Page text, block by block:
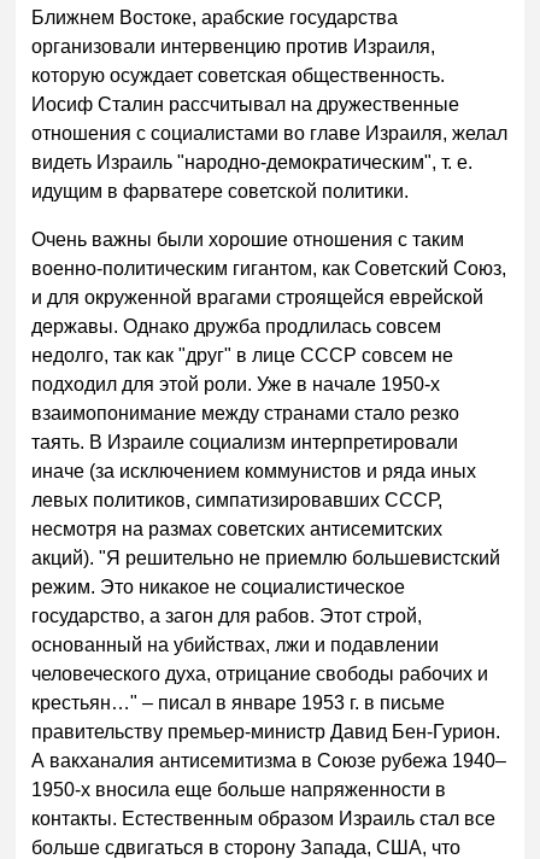
Ближнем Востоке, арабские государства
организовали интервенцию против Израиля,
которую осуждает советская общественность.
Иосиф Сталин рассчитывал на дружественные
отношения с социалистами во главе Израиля, желал
видеть Израиль "народно-демократическим", т. е.
идущим в фарватере советской политики.
Очень важны были хорошие отношения с таким
военно-политическим гигантом, как Советский Союз,
и для окруженной врагами строящейся еврейской
державы. Однако дружба продлилась совсем
недолго, так как "друг" в лице СССР совсем не
подходил для этой роли. Уже в начале 1950-х
взаимопонимание между странами стало резко
таять. В Израиле социализм интерпретировали
иначе (за исключением коммунистов и ряда иных
левых политиков, симпатизировавших СССР,
несмотря на размах советских антисемитских
акций). "Я решительно не приемлю большевистский
режим. Это никакое не социалистическое
государство, а загон для рабов. Этот строй,
основанный на убийствах, лжи и подавлении
человеческого духа, отрицание свободы рабочих и
крестьян…" – писал в январе 1953 г. в письме
правительству премьер-министр Давид Бен-Гурион.
А вакханалия антисемитизма в Союзе рубежа 1940–
1950-х вносила еще больше напряженности в
контакты. Естественным образом Израиль стал все
больше сдвигаться в сторону Запада, США, что